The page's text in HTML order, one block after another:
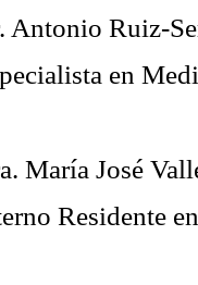
Antonio Ruiz-
en
María José
Residente